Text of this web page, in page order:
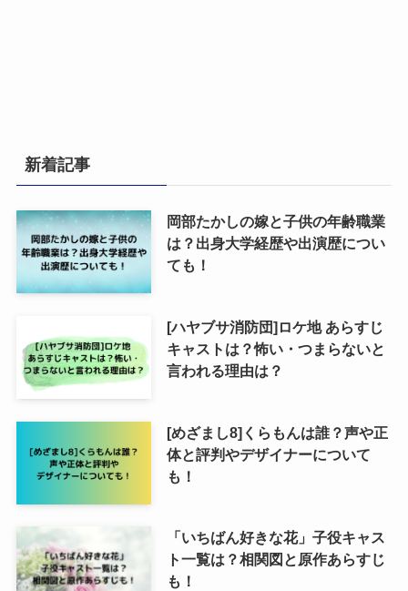
新着記事
岡部たかしの嫁と子供の年齢職業
は？出身大学経歴や出演歴につい
ても！
[ハヤブサ消防団]ロケ地 あらすじ
キャストは？怖い・つまらないと
言われる理由は？
[めざまし8]くらもんは誰？声や正
体と評判やデザイナーについて
も！
「いちばん好きな花」子役キャス
ト一覧は？相関図と原作あらすじ
も！